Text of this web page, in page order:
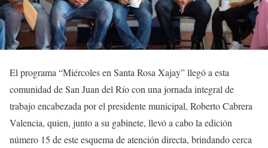
El programa “Miércoles en Santa Rosa Xajay” llegó a esta
comunidad de San Juan del Río con una jornada integral de
trabajo encabezada por el presidente municipal, Roberto Cabrera
Valencia, quien, junto a su gabinete, llevó a cabo la edición
número 15 de este esquema de atención directa, brindando cerca